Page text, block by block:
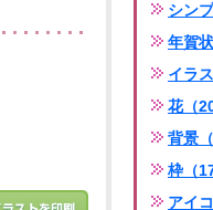
シン
年賀
イラ
花（
背景
枠（
アイ